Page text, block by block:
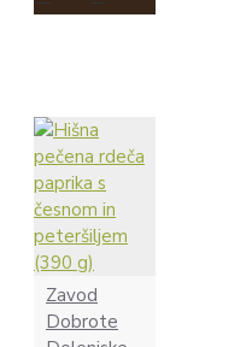
Zavod
Dobrote